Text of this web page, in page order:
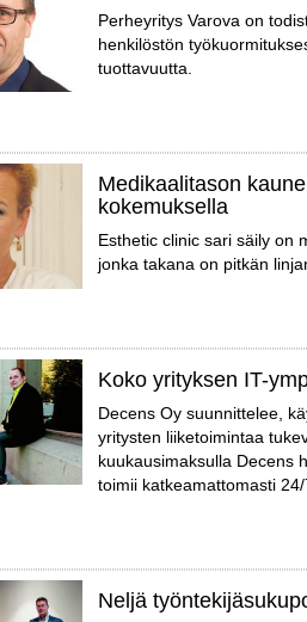
Perheyritys Varova on
henkilöstön
tuottavuutta.
Medikaalitason
kokemuksella
Esthetic clinic sari säily on
jonka takana on pitkän
Koko yrityksen IT-
Decens Oy suunnittelee,
yritysten liiketoimintaa
kuukausimaksulla Decens
toimii katkeamattomasti
Neljä